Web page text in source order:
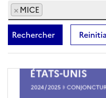
×MICE
Rechercher